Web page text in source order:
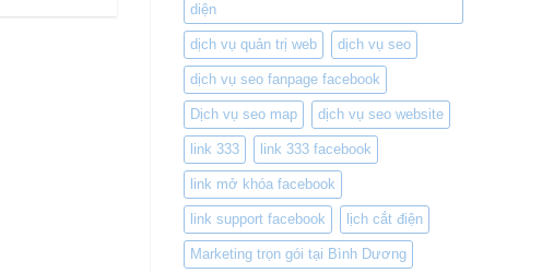
diện
dịch vụ quản trị web dịch vụ seo
dịch vụ seo fanpage facebook
Dịch vụ seo map dịch vụ seo website
link 333 link 333 facebook
link mở khóa facebook
link support facebook lịch cắt điện
Marketing trọn gói tại Bình Dương